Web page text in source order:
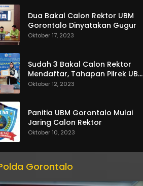
Dua Bakal Calon Rektor UBM
Gorontalo Dinyatakan Gugur
Oktober 17, 2023
Sudah 3 Bakal Calon Rektor
Mendaftar, Tahapan Pilrek UBM
Gorontalo Makin Seru
Oktober 12, 2023
Panitia UBM Gorontalo Mulai
Jaring Calon Rektor
Oktober 10, 2023
Gorontalo